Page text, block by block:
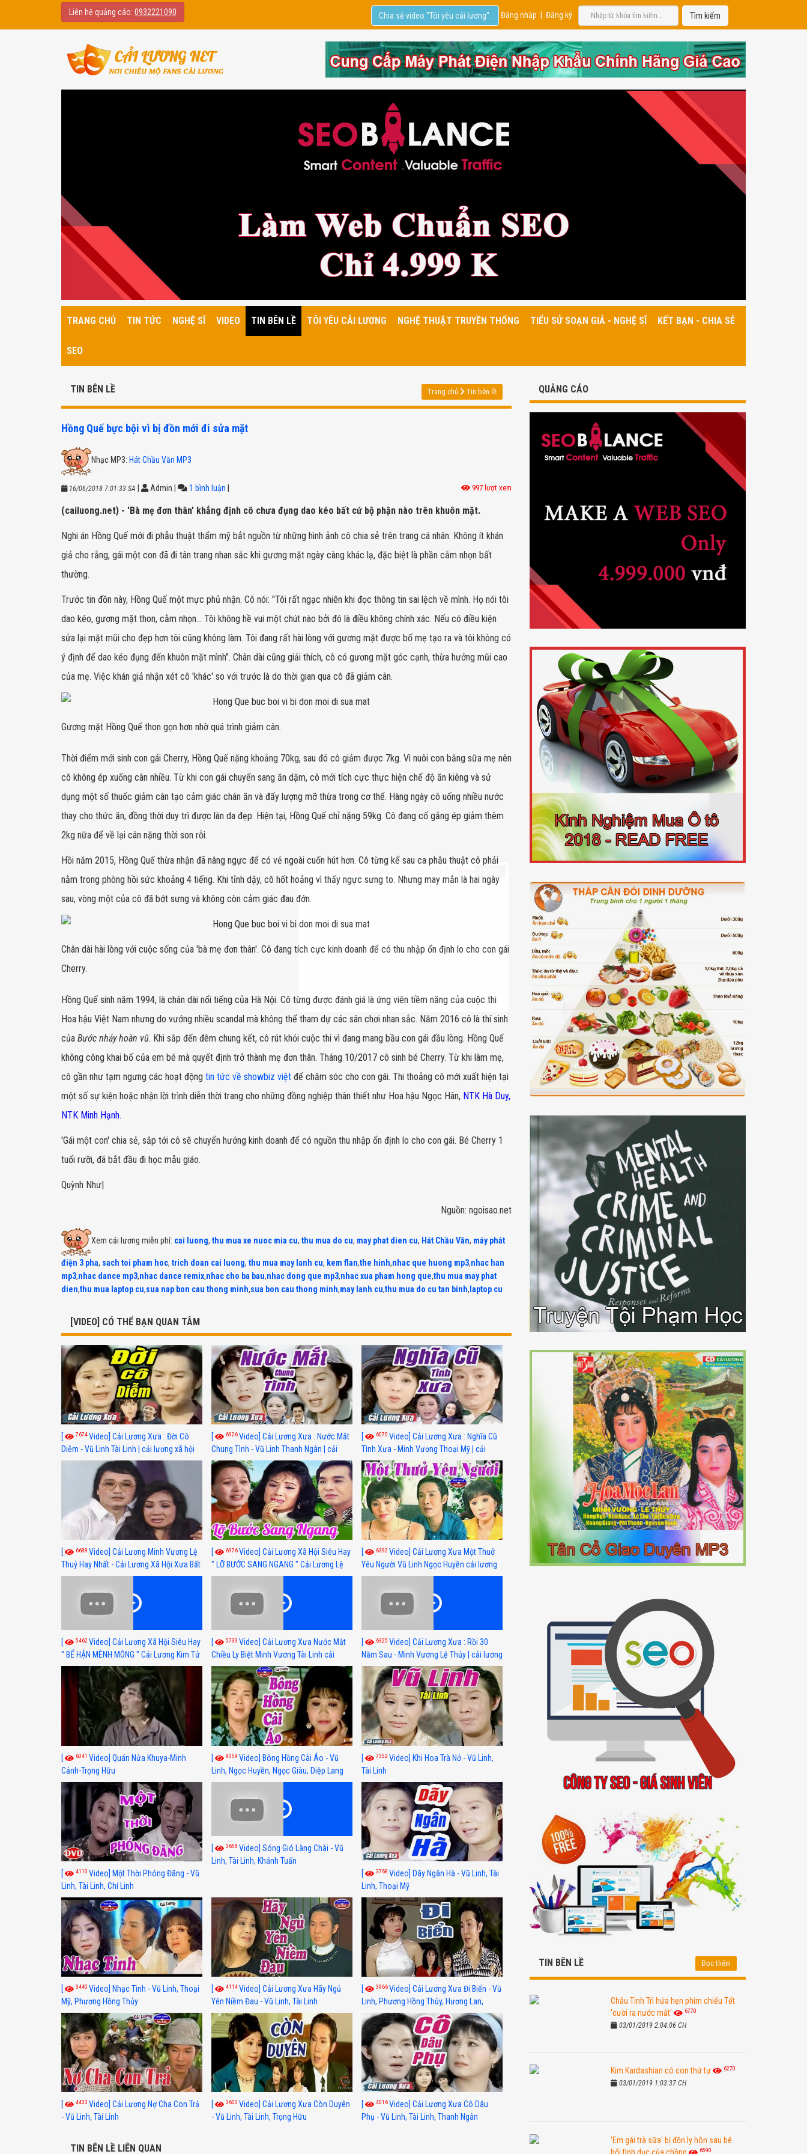
Liên hệ quảng cáo: 0932221090 Đăng nhập Đăng ký
Chia sẻ video "Tôi yêu cải lương".
TRANG CHỦ TIN TỨC NGHỆ SĨ VIDEO TIN BÊN LỀ TÔI YÊU CẢI LƯƠNG NGHỆ THUẬT TRUYỀN THỐNG TIỂU SỬ SOẠN GIẢ - NGHỆ SĨ KẾT BẠN - CHIA SẺ
SEO
TIN BÊN LỀ Trang chủ Tin bên lề
Hồng Quế bực bội vì bị đồn mới đi sửa mặt
Nhạc MP3: Hát Chầu Văn MP3
16/06/2018 7:01:33 SA Admin 1 bình luận 997 lượt xem
(cailuong.net) - 'Bà mẹ đơn thân' khẳng định cô chưa đụng dao kéo bất cứ bộ phận nào trên khuôn mặt.
Nghi án Hồng Quế mới đi phẫu thuật thẩm mỹ bắt nguồn từ những hình ảnh cô chia sẻ trên trang cá nhân. Không ít khán
giả cho rằng, gái một con đã đi tân trang nhan sắc khi gương mặt ngày càng khác lạ, đặc biệt là phần cằm nhọn bất
thường.
Trước tin đồn này, Hồng Quế một mực phủ nhận. Cô nói: "Tôi rất ngạc nhiên khi đọc thông tin sai lệch về mình. Họ nói tôi
dao kéo, gương mặt thon, cằm nhọn… Tôi không hề vui một chút nào bởi đó là điều không chính xác. Nếu có điều kiện
sửa lại mặt mũi cho đẹp hơn tôi cũng không làm. Tôi đang rất hài lòng với gương mặt được bố mẹ tạo ra và tôi không có
ý định để dao kéo đụng đến khuôn mặt mình”. Chân dài cũng giải thích, cô có gương mặt góc cạnh, thừa hưởng mũi cao
của mẹ. Việc khán giả nhận xét cô 'khác' so với trước là do thời gian qua cô đã giảm cân.
Gương mặt Hồng Quế thon gọn hơn nhờ quá trình giảm cân.
Thời điểm mới sinh con gái Cherry, Hồng Quế nặng khoảng 70kg, sau đó cô giảm được 7kg. Vì nuôi con bằng sữa mẹ nên
cô không ép xuống cân nhiều. Từ khi con gái chuyển sang ăn dặm, cô mới tích cực thực hiện chế độ ăn kiêng và sử
dụng một số thuốc giảm cân tạo cảm giác chán ăn và đẩy lượng mỡ thừa trong cơ thể. Hàng ngày cô uống nhiều nước
thay cho thức ăn, đồng thời duy trì được làn da đẹp. Hiện tại, Hồng Quế chỉ nặng 59kg. Cô đang cố gắng ép giảm thêm
2kg nữa để về lại cân nặng thời son rỗi.
Hồi năm 2015, Hồng Quế thừa nhận đã nâng ngực để có vẻ ngoài cuốn hút hơn. Cô từng kể sau ca phẫu thuật cô phải
nằm trong phòng hồi sức khoảng 4 tiếng. Khi tỉnh dậy, cô hốt hoảng vì thấy ngực sưng to. Nhưng may mắn là hai ngày
sau, vòng một của cô đã bớt sưng và không còn cảm giác đau đớn.
Chân dài hài lòng với cuộc sống của 'bà mẹ đơn thân'. Cô đang tích cực kinh doanh để có thu nhập ổn định lo cho con gái
Cherry.
Hồng Quế sinh năm 1994, là chân dài nổi tiếng của Hà Nội. Cô từng được đánh giá là ứng viên tiềm năng của cuộc thi
Hoa hậu Việt Nam nhưng do vướng nhiều scandal mà không thể tham dự các sân chơi nhan sắc. Năm 2016 cô là thí sinh
của Bước nhảy hoàn vũ. Khi sắp đến đêm chung kết, cô rút khỏi cuộc thi vì đang mang bầu con gái đầu lòng. Hồng Quế
không công khai bố của em bé mà quyết định trở thành mẹ đơn thân. Tháng 10/2017 cô sinh bé Cherry. Từ khi làm mẹ,
cô gần như tạm ngưng các hoạt động tin tức về showbiz việt để chăm sóc cho con gái. Thi thoảng cô mới xuất hiện tại
một số sự kiện hoặc nhận lời trình diễn thời trang cho những đồng nghiệp thân thiết như Hoa hậu Ngọc Hân, NTK Hà Duy,
NTK Minh Hạnh.
'Gái một con' chia sẻ, sắp tới cô sẽ chuyển hướng kinh doanh để có nguồn thu nhập ổn định lo cho con gái. Bé Cherry 1
tuổi rưỡi, đã bắt đầu đi học mẫu giáo.
Quỳnh Như|
Nguồn: ngoisao.net
Xem cải lương miễn phí: cai luong, thu mua xe nuoc mia cu, thu mua do cu, may phat dien cu, Hát Chầu Văn, máy phát
điện 3 pha, sach toi pham hoc, trich doan cai luong, thu mua may lanh cu, kem flan,the hinh,nhac que huong mp3,nhac han
mp3,nhac dance mp3,nhac dance remix,nhac cho ba bau,nhac dong que mp3,nhac xua pham hong que,thu mua may phat
dien,thu mua laptop cu,sua nap bon cau thong minh,sua bon cau thong minh,may lanh cu,thu mua do cu tan binh, laptop cu
[VIDEO] CÓ THỂ BẠN QUAN TÂM
[ 7674Video] Cải Lương Xưa : Đời Cô
Diễm - Vũ Linh Tài Linh | cải lương xã hội
hay nhất
[ 6926Video] Cải Lương Xưa : Nước Mắt
Chung Tình - Vũ Linh Thanh Ngân | cải
lương xã hội hay nhất
[ 6070 Video] Cải Lương Xưa : Nghĩa Cũ
Tình Xưa - Minh Vương Thoại Mỹ | cải
lương xã hội hay nhất
[ 6688 Video] Cải Lương Minh Vương Lệ
Thuỷ Hay Nhất - Cải Lương Xã Hội Xưa Bất
Hủ
[ 6976Video] Cải Lương Xã Hội Siêu Hay
" LỠ BƯỚC SANG NGANG " Cải Lương Lệ
Thuỷ, Thanh Tuấn, Hồng Nga
[ 6392 Video] Cải Lương Xưa Một Thuở
Yêu Người Vũ Linh Ngọc Huyền cải lương
xã hội hay nhất
[ 5462 Video] Cải Lương Xã Hội Siêu Hay
" BỂ HẬN MÊNH MÔNG " Cải Lương Kim Tử
Long, Thanh Ngân Hay Nhất
[ 5739 Video] Cải Lương Xưa Nước Mắt
Chiều Ly Biệt Minh Vương Tài Linh cải
lương xã hội hay nhất
[ 6325 Video] Cải Lương Xưa : Rồi 30
Năm Sau - Minh Vương Lệ Thủy | cải lương
xã hội hay nhất
[ 6041 Video] Quán Nửa Khuya-Minh
Cảnh-Trọng Hữu
[ 9059 Video] Bông Hồng Cài Áo - Vũ
Linh, Ngọc Huyền, Ngọc Giàu, Diệp Lang
[ 7352 Video] Khi Hoa Trà Nở - Vũ Linh,
Tài Linh
[ 4110 Video] Một Thời Phóng Đãng - Vũ
Linh, Tài Linh, Chí Linh
[ 3658 Video] Sóng Gió Làng Chài - Vũ
Linh, Tài Linh, Khánh Tuấn
[
3768 Video] Dãy Ngân Hà - Vũ Linh, Tài
Linh, Thoại Mỹ
[ 3440 Video] Nhạc Tình - Vũ Linh, Thoại
Mỹ, Phương Hồng Thủy
[ 4114Video] Cải Lương Xưa Hãy Ngủ
Yên Niềm Đau - Vũ Linh, Tài Linh
[ 3966Video] Cải Lương Xưa Đi Biển - Vũ
Linh, Phương Hồng Thủy, Hương Lan,
Thanh Hằng
[ 4433 Video] Cải Lương Nợ Cha Con Trả
- Vũ Linh, Tài Linh
[ 3600 Video] Cải Lương Xưa Còn Duyên
- Vũ Linh, Tài Linh, Trọng Hữu
[ 4016Video] Cải Lương Xưa Cô Dâu
Phụ - Vũ Linh, Tài Linh, Thanh Ngân
TIN BÊN LỀ LIÊN QUAN
QUẢNG CÁO
TIN BÊN LỀ Đọc thêm
Châu Tinh Trì hứa hẹn phim chiếu Tết
'cười ra nước mắt'
6770
03/01/2019 2:04:06 CH
Kim Kardashian có con thứ tư 6270
03/01/2019 1:03:37 CH
'Em gái trà sữa' bị đồn ly hôn sau bê
6590
Powered bynetcore.vn